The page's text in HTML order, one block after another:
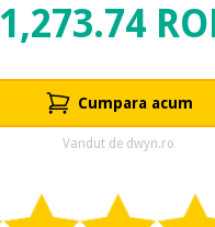
1,273.74
Cumpara acum
Vandut de dwyn.ro